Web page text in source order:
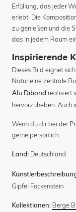
Erfüllung, das jeder
erlebt. Die
zu genießen und die
das in jedem Raum
Inspirierende
Dieses Bild eignet
Natur eine zentrale
Alu Dibond realisiert
hervorzuheben. Auch
Wenn du dir bei der
gerne persönlich.
Land: Deutschland
Gipfel Fockenstein
Kollektionen: Berge